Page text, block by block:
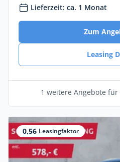
Lieferzeit: ca. 1 Monat
Zum
Leasing
1 weitere Angebote für
0,56 Leasingfaktor